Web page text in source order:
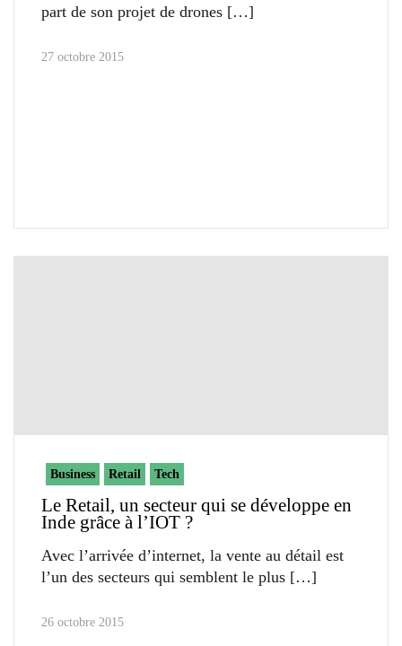
part de son projet de drones
27 octobre 2015
Business Retail Tech
Le Retail, un secteur qui se développe en
Inde grâce à l’IOT ?
Avec l’arrivée d’internet, la vente au détail est
l’un des secteurs qui semblent le plus
26 octobre 2015